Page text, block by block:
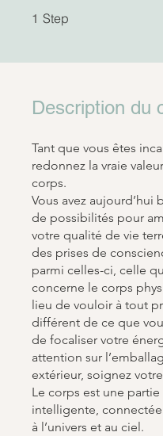
1 Step
Description du
Tant que vous êtes
redonnez la vraie
corps.
Vous avez aujourd’hui
de possibilités pour
votre qualité de vie
des prises de
parmi celles-ci, celle
concerne le corps
lieu de vouloir à tout
différent de ce que
de focaliser votre
attention sur
extérieur, soignez
Le corps est une partie
intelligente, connectée
à l’univers et au ciel.